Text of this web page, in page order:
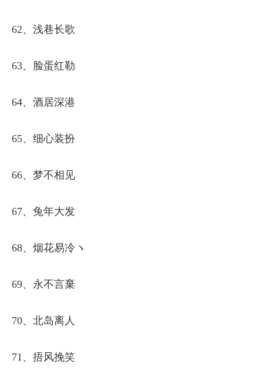
62、浅巷长歌
63、脸蛋红勒
64、酒居深港
65、细心装扮
66、梦不相见
67、兔年大发
68、烟花易冷ヽ
69、永不言棄
70、北岛离人
71、捂风挽笑